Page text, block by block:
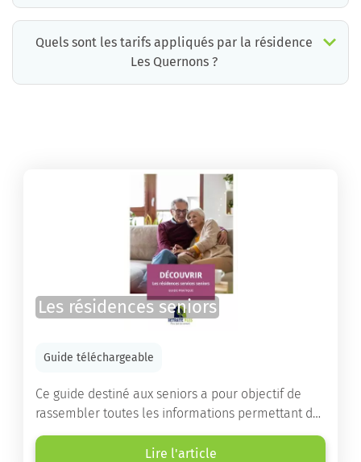
Quels sont les tarifs appliqués par la résidence
Les Quernons ?
Les résidences seniors
Guide téléchargeable
Ce guide destiné aux seniors a pour objectif de
rassembler toutes les informations permettant de
choisir la résidence services seniors adaptée.
Lire l'article